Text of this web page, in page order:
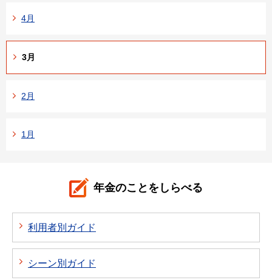
4月
3月
2月
1月
年金のことをしらべる
利用者別ガイド
シーン別ガイド